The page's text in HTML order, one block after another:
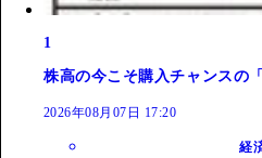
1
株高の今こそ購入チャンスの
2026年08月07日 17:20
経